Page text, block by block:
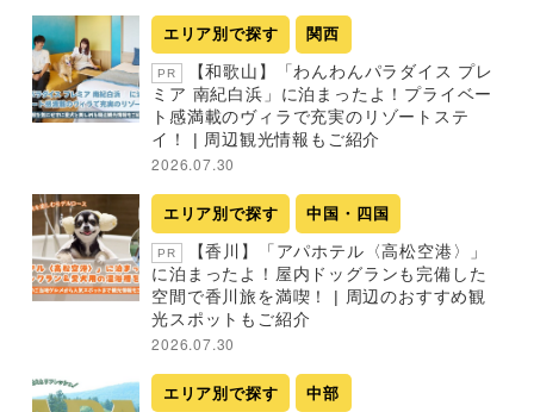
エリア別で探す 関西
PR
【和歌山】「わんわんパラダイス プレ
ミア 南紀白浜」に泊まったよ！プライベー
ト感満載のヴィラで充実のリゾートステ
イ！ | 周辺観光情報もご紹介
2026.07.30
エリア別で探す 中国・四国
PR
【香川】「アパホテル〈高松空港〉」
に泊まったよ！屋内ドッグランも完備した
空間で香川旅を満喫！ | 周辺のおすすめ観
光スポットもご紹介
2026.07.30
エリア別で探す 中部